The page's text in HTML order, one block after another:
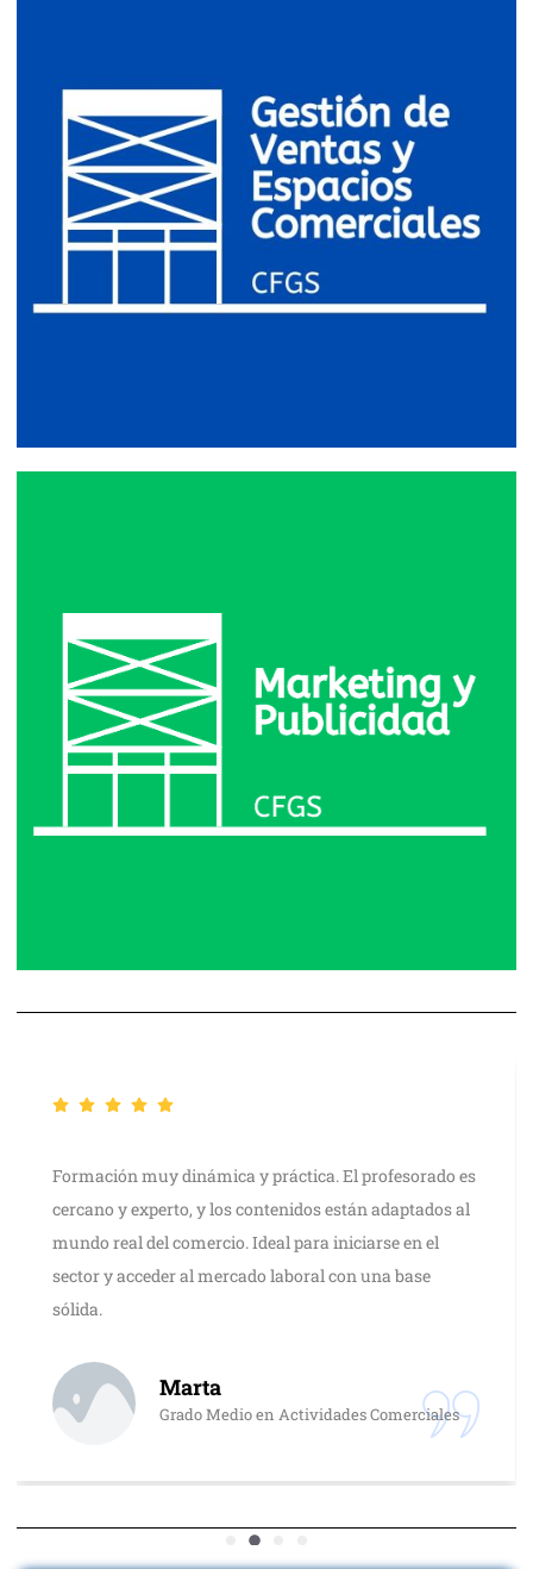
Formación muy dinámica y práctica. El profesorado es
cercano y experto, y los contenidos están adaptados al
mundo real del comercio. Ideal para iniciarse en el
sector y acceder al mercado laboral con una base
sólida.
Marta
Grado Medio en Actividades Comerciales